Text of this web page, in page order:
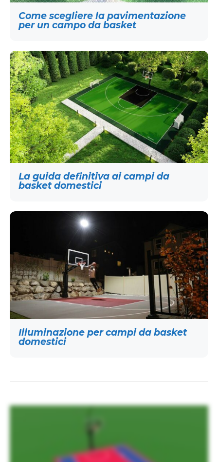
Come scegliere la pavimentazione
per un campo da basket
La guida definitiva ai campi da
basket domestici
Illuminazione per campi da basket
domestici